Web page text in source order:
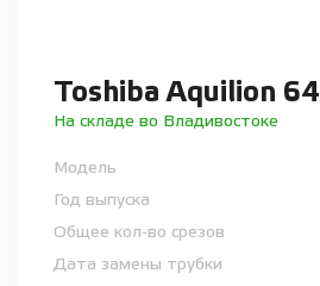
Toshiba Aquilion 64
На складе во Владивостоке
Модель
Год выпуска
Общее кол-во срезов
Дата замены трубки